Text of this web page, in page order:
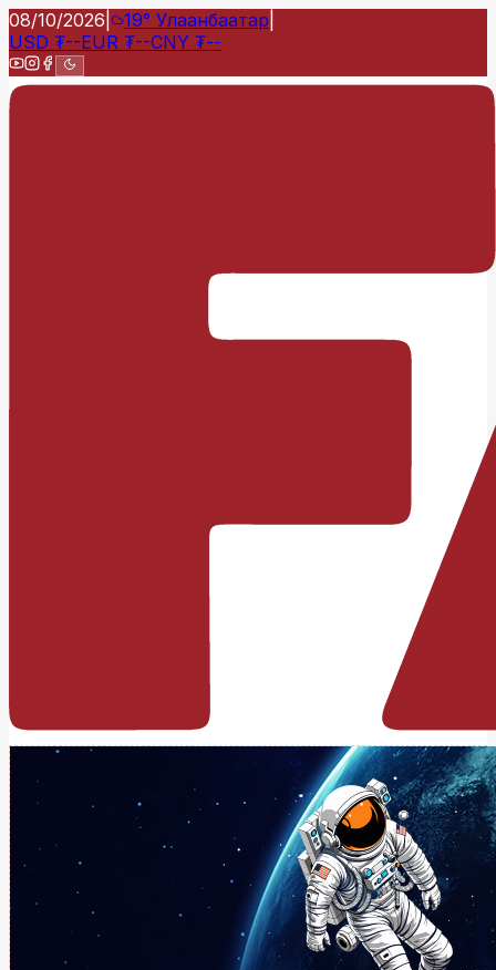
08/10/2026 19° Улаанбаатар
USD ₮--EUR ₮--CNY ₮--